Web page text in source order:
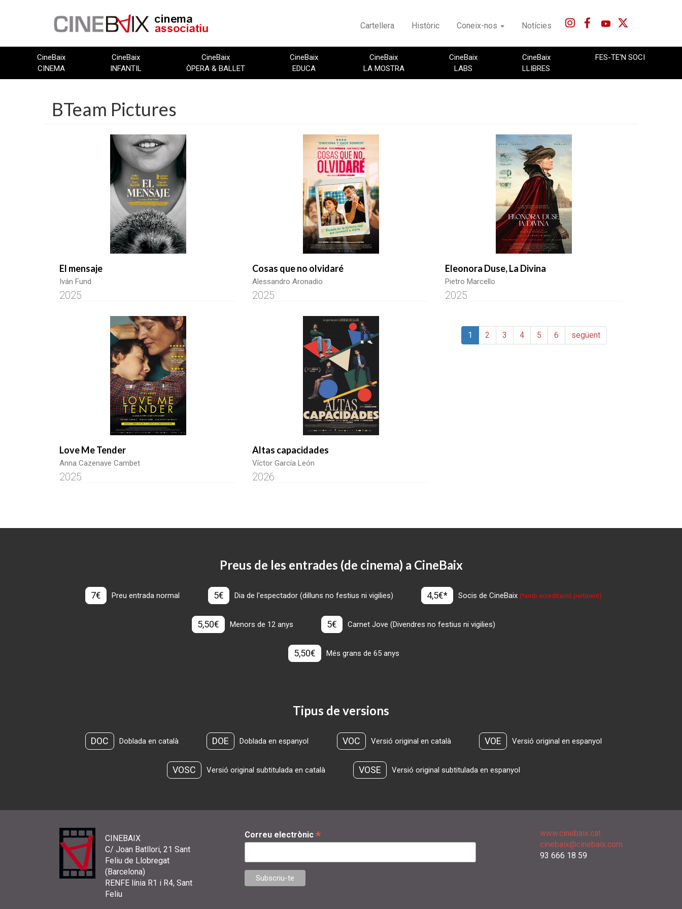
Cartellera Històric Coneix-nos Notícies
CineBaix
CINEMA
CineBaix
INFANTIL
CineBaix
ÒPERA & BALLET
CineBaix
EDUCA
CineBaix
LA MOSTRA
CineBaix
LABS
CineBaix
LLIBRES
FES-TE'N SOCI
BTeam Pictures
El mensaje
Iván Fund
2025
Cosas que no olvidaré
Alessandro Aronadio
2025
Eleonora Duse, La Divina
Pietro Marcello
2025
Love Me Tender
Anna Cazenave Cambet
2025
Altas capacidades
Víctor García León
2026
1 2 3 4 5 6 següent
Preus de les entrades (de cinema) a CineBaix
7€ Preu entrada normal 5€ Dia de l'espectador (dilluns no festius ni vigilies) 4,5€* Socis de CineBaix(*amb acreditació pertinent)
5,50€ Menors de 12 anys 5€ Carnet Jove (Divendres no festius ni vigilies)
5,50€ Més grans de 65 anys
Tipus de versions
DOC Doblada en català DOE Doblada en espanyol VOC Versió original en català VOE Versió original en espanyol
VOSC Versió original subtitulada en català VOSE Versió original subtitulada en espanyol
CINEBAIX
C/ Joan Batllori, 21 Sant
Feliu de Llobregat
(Barcelona)
RENFE línia R1 i R4, Sant
Feliu
Correu electrònic *
www.cinebaix.cat
cinebaix@cinebaix.com
93 666 18 59